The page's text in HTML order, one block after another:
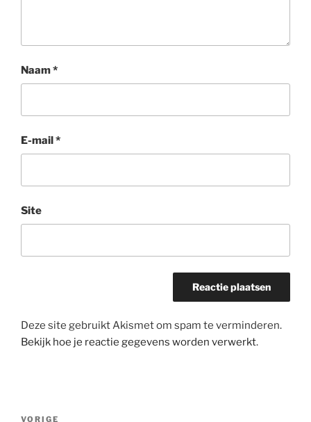
Naam*
E-mail*
Site
Deze site gebruikt Akismet om spam te verminderen.
Bekijk hoe je reactie gegevens worden verwerkt.
Bericht
VORIGE